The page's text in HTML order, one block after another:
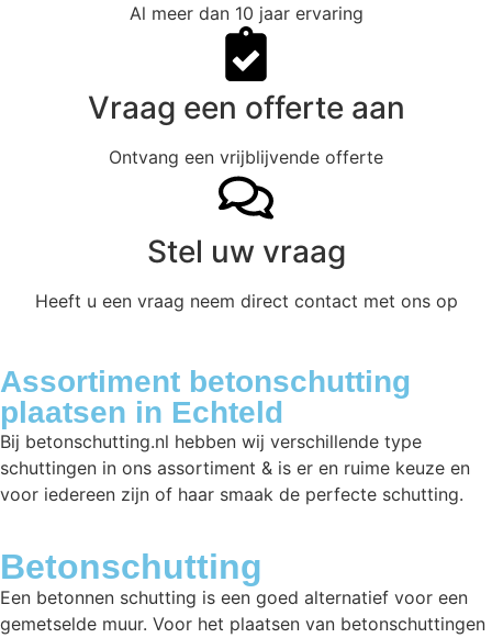
Al meer dan 10 jaar ervaring
Vraag een offerte aan
Ontvang een vrijblijvende offerte
Stel uw vraag
Heeft u een vraag neem direct contact met ons op
Assortiment betonschutting
plaatsen in Echteld
Bij betonschutting.nl hebben wij verschillende type
schuttingen in ons assortiment & is er en ruime keuze en
voor iedereen zijn of haar smaak de perfecte schutting.
Betonschutting
Een betonnen schutting is een goed alternatief voor een
gemetselde muur. Voor het plaatsen van betonschuttingen